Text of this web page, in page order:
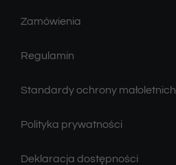
Zamówienia
Regulamin
Standardy ochrony małoletnich
Polityka prywatności
Deklaracja dostępności